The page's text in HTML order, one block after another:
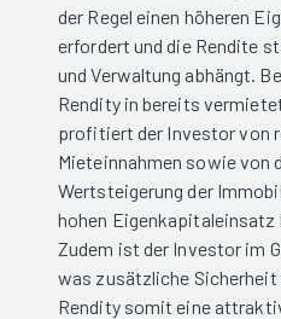
der Regel einen höheren
erfordert und die Rendite
und Verwaltung abhängt.
Rendity in bereits
profitiert der Investor von
Mieteinnahmen sowie von
Wertsteigerung der
hohen Eigenkapitaleinsatz
Zudem ist der Investor im
was zusätzliche
Rendity somit eine